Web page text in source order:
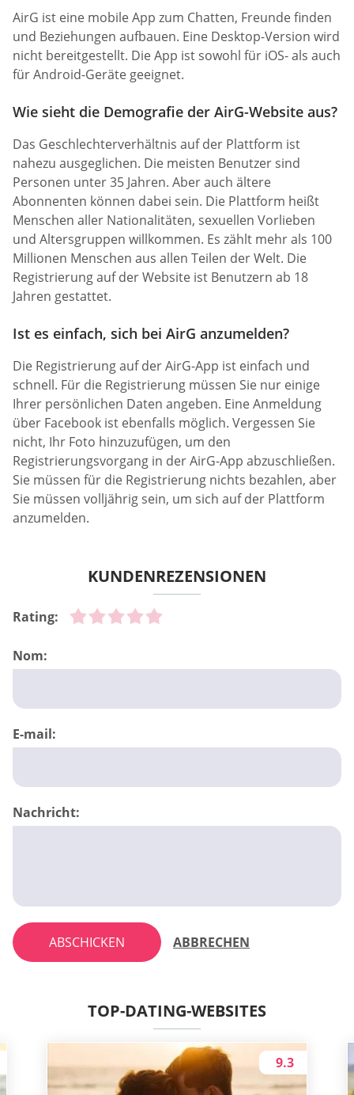
AirG ist eine mobile App zum Chatten, Freunde finden
und Beziehungen aufbauen. Eine Desktop-Version wird
nicht bereitgestellt. Die App ist sowohl für iOS- als auch
für Android-Geräte geeignet.
Wie sieht die Demografie der AirG-Website aus?
Das Geschlechterverhältnis auf der Plattform ist
nahezu ausgeglichen. Die meisten Benutzer sind
Personen unter 35 Jahren. Aber auch ältere
Abonnenten können dabei sein. Die Plattform heißt
Menschen aller Nationalitäten, sexuellen Vorlieben
und Altersgruppen willkommen. Es zählt mehr als 100
Millionen Menschen aus allen Teilen der Welt. Die
Registrierung auf der Website ist Benutzern ab 18
Jahren gestattet.
Ist es einfach, sich bei AirG anzumelden?
Die Registrierung auf der AirG-App ist einfach und
schnell. Für die Registrierung müssen Sie nur einige
Ihrer persönlichen Daten angeben. Eine Anmeldung
über Facebook ist ebenfalls möglich. Vergessen Sie
nicht, Ihr Foto hinzuzufügen, um den
Registrierungsvorgang in der AirG-App abzuschließen.
Sie müssen für die Registrierung nichts bezahlen, aber
Sie müssen volljährig sein, um sich auf der Plattform
anzumelden.
KUNDENREZENSIONEN
Rating:
Nom:
E-mail:
Nachricht:
ABSCHICKEN ABBRECHEN
TOP-DATING-WEBSITES
9.3